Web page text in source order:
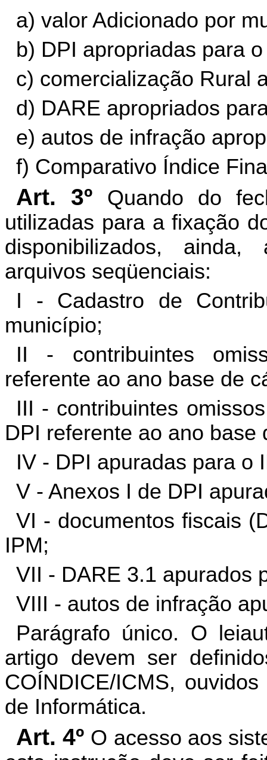
a) valor Adicionado por
b) DPI apropriadas para
c) comercialização Rural
d) DARE apropriados
e) autos de infração
f) Comparativo Índice
Art. 3º Quando do
utilizadas para a fixação
disponibilizados,
arquivos seqüenciais:
I - Cadastro de
município;
II - contribuintes
referente ao ano base de
III - contribuintes
DPI referente ao ano base
IV - DPI apuradas para o
V - Anexos I de DPI
VI - documentos fiscais
IPM;
VII - DARE 3.1 apurados
VIII - autos de infração
Parágrafo único. O
artigo devem ser
COÍNDICE/ICMS,
de Informática.
Art. 4º O acesso aos